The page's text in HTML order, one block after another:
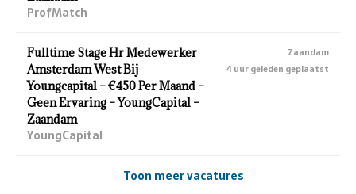
ProfMatch
Fulltime Stage Hr Medewerker
Amsterdam West Bij
Youngcapital – €450 Per Maand –
Geen Ervaring – YoungCapital –
Zaandam
YoungCapital
Zaandam
4 uur geleden geplaatst
Toon meer vacatures